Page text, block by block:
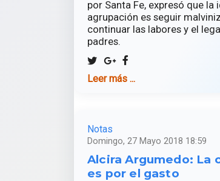
por Santa Fe, expresó que la
agrupación es seguir
continuar las labores y el
padres.
Leer más ...
Notas
Domingo, 27 Mayo 2018 18:59
Alcira Argumedo: La
es por el gasto